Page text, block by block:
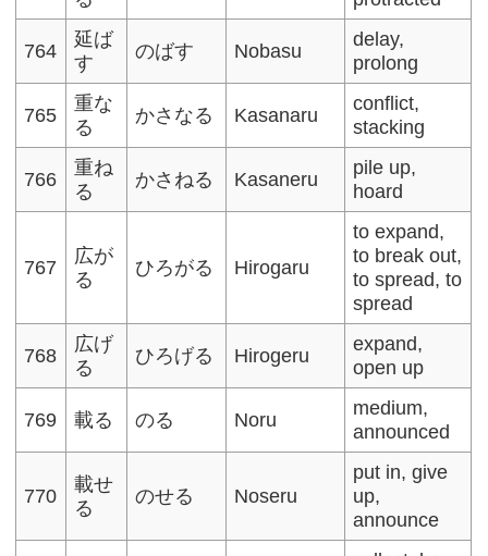
764
延ば
す
のばす Nobasu
delay,
prolong
765
重な
る
かさなる Kasanaru
conflict,
stacking
766
重ね
る
かさねる Kasaneru
pile up,
hoard
767
広が
る
ひろがる Hirogaru
to expand,
to break out,
to spread, to
spread
768
広げ
る
ひろげる Hirogeru
expand,
open up
769 載る のる Noru
medium,
announced
770
載せ
る
のせる Noseru
put in, give
up,
announce